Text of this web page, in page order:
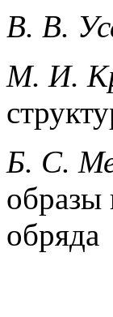
В. В.
М. И.
Б. С.
образы
обряда